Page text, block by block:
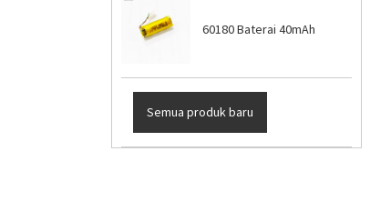
60180 Baterai 40mAh
Semua produk baru